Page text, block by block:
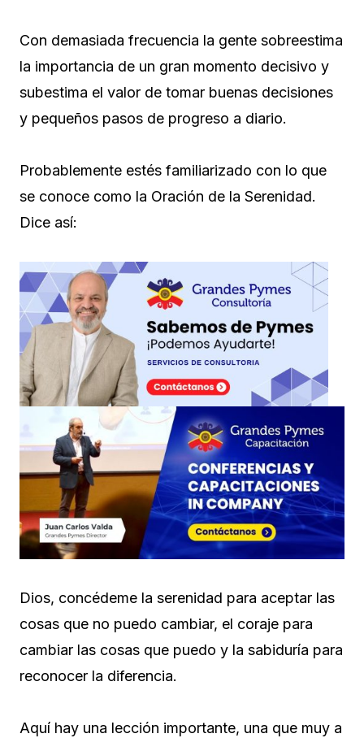
Con demasiada frecuencia la gente sobreestima
la importancia de un gran momento decisivo y
subestima el valor de tomar buenas decisiones
y pequeños pasos de progreso a diario.
Probablemente estés familiarizado con lo que
se conoce como la Oración de la Serenidad.
Dice así:
Dios, concédeme la serenidad para aceptar las
cosas que no puedo cambiar, el coraje para
cambiar las cosas que puedo y la sabiduría para
reconocer la diferencia.
Aquí hay una lección importante, una que muy a